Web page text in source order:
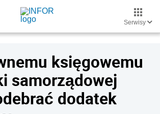
Serwisy
księgowemu
samorządowej
dodatek